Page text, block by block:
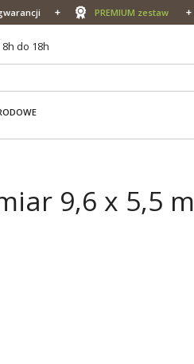
PREMIUM zestaw
do 18h
9,6 x 5,5 m